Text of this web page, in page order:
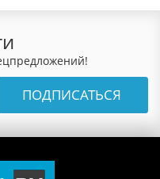
ПОДПИСАТЬСЯ